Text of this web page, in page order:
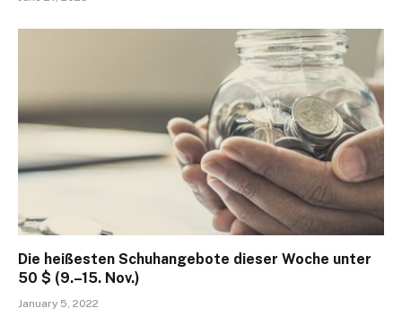
Die heißesten Schuhangebote dieser Woche unter
50 $ (9.–15. Nov.)
January 5, 2022